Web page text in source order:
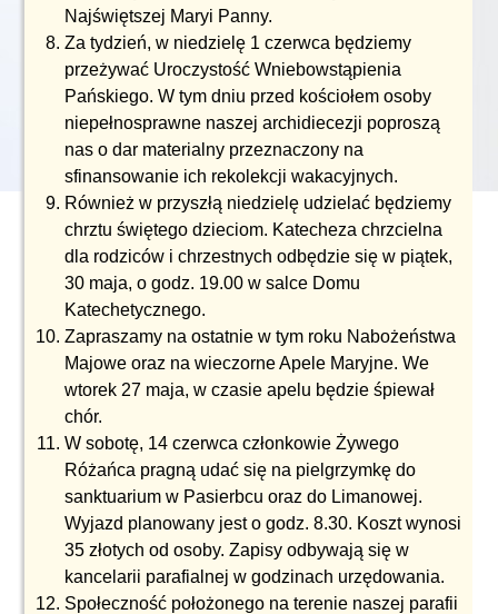
Najświętszej Maryi Panny.
Za tydzień, w niedzielę 1 czerwca będziemy
przeżywać Uroczystość Wniebowstąpienia
Pańskiego. W tym dniu przed kościołem osoby
niepełnosprawne naszej archidiecezji poproszą
nas o dar materialny przeznaczony na
sfinansowanie ich rekolekcji wakacyjnych.
Również w przyszłą niedzielę udzielać będziemy
chrztu świętego dzieciom. Katecheza chrzcielna
dla rodziców i chrzestnych odbędzie się w piątek,
30 maja, o godz. 19.00 w salce Domu
Katechetycznego.
Zapraszamy na ostatnie w tym roku Nabożeństwa
Majowe oraz na wieczorne Apele Maryjne. We
wtorek 27 maja, w czasie apelu będzie śpiewał
chór.
W sobotę, 14 czerwca członkowie Żywego
Różańca pragną udać się na pielgrzymkę do
sanktuarium w Pasierbcu oraz do Limanowej.
Wyjazd planowany jest o godz. 8.30. Koszt wynosi
35 złotych od osoby. Zapisy odbywają się w
kancelarii parafialnej w godzinach urzędowania.
Społeczność położonego na terenie naszej parafii